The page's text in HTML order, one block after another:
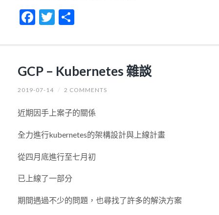
Facebook
Twitter
Share
GCP – Kubernetes 雜談
2019-07-14 / 2 COMMENTS
近期因手上案子的關係
全力進行kubernetes的架構設計與上線計畫
從四月底進行至七月初
已上線了一部分
期間遇過不少的問題，也尋找了許多的解決方案